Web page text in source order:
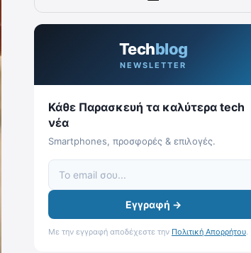
Techblog
NEWSLETTER
Κάθε Παρασκευή τα καλύτερα tech
νέα
Smartphones, προσφορές & επιλογές.
Εγγραφή →
Με την εγγραφή αποδέχεστε την Πολιτική Απορρήτου.